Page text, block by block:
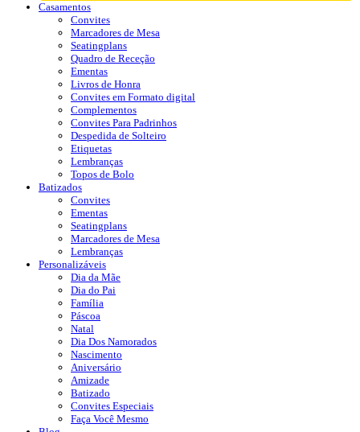
Casamentos
Convites
Marcadores de Mesa
Seatingplans
Quadro de Receção
Ementas
Livros de Honra
Convites em Formato digital
Complementos
Convites Para Padrinhos
Despedida de Solteiro
Etiquetas
Lembranças
Topos de Bolo
Batizados
Convites
Ementas
Seatingplans
Marcadores de Mesa
Lembranças
Personalizáveis
Dia da Mãe
Dia do Pai
Família
Páscoa
Natal
Dia Dos Namorados
Nascimento
Aniversário
Amizade
Batizado
Convites Especiais
Faça Você Mesmo